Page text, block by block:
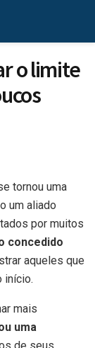
o limite
tornou uma
um aliado
por muitos
concedido
aqueles que
início.
mais
uma